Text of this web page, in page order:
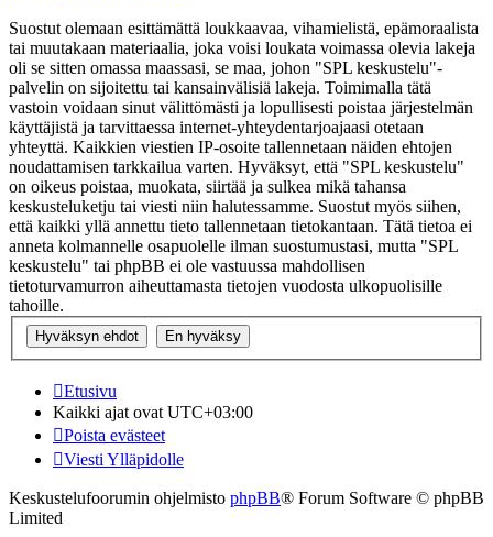
Suostut olemaan esittämättä loukkaavaa, vihamielistä, epämoraalista
tai muutakaan materiaalia, joka voisi loukata voimassa olevia lakeja
oli se sitten omassa maassasi, se maa, johon "SPL keskustelu"-
palvelin on sijoitettu tai kansainvälisiä lakeja. Toimimalla tätä
vastoin voidaan sinut välittömästi ja lopullisesti poistaa järjestelmän
käyttäjistä ja tarvittaessa internet-yhteydentarjoajaasi otetaan
yhteyttä. Kaikkien viestien IP-osoite tallennetaan näiden ehtojen
noudattamisen tarkkailua varten. Hyväksyt, että "SPL keskustelu"
on oikeus poistaa, muokata, siirtää ja sulkea mikä tahansa
keskusteluketju tai viesti niin halutessamme. Suostut myös siihen,
että kaikki yllä annettu tieto tallennetaan tietokantaan. Tätä tietoa ei
anneta kolmannelle osapuolelle ilman suostumustasi, mutta "SPL
keskustelu" tai phpBB ei ole vastuussa mahdollisen
tietoturvamurron aiheuttamasta tietojen vuodosta ulkopuolisille
tahoille.
Etusivu
Kaikki ajat ovat UTC+03:00
Poista evästeet
Viesti Ylläpidolle
Keskustelufoorumin ohjelmisto phpBB® Forum Software © phpBB
Limited